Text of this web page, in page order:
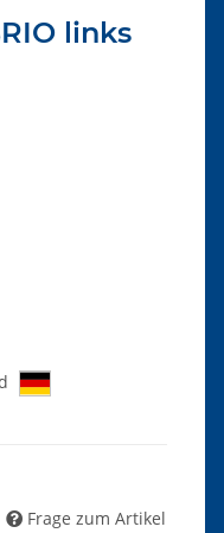
links
Frage zum Artikel